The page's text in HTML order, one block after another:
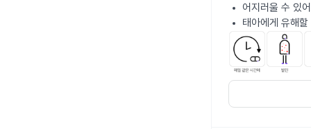
어지러울 수 있
태아에게 유해